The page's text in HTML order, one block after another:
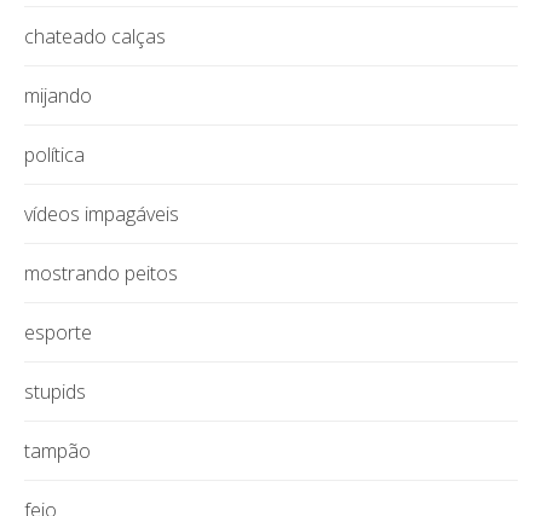
chateado calças
mijando
política
vídeos impagáveis
mostrando peitos
esporte
stupids
tampão
feio